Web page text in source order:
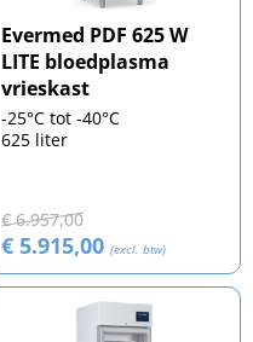
Evermed PDF 625 W
LITE bloedplasma
vrieskast
-25°C tot -40°C
625 liter
€ 6.957,00
€ 5.915,00 (excl. btw)